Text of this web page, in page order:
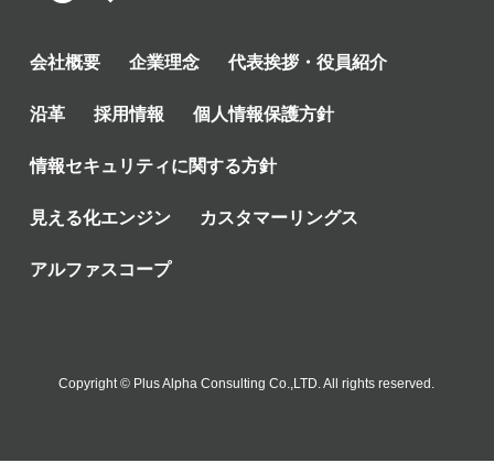
会社概要 企業理念 代表挨拶・役員紹介
沿革 採用情報 個人情報保護方針
情報セキュリティに関する方針
見える化エンジン カスタマーリングス
アルファスコープ
Copyright © Plus Alpha Consulting Co.,LTD. All rights reserved.